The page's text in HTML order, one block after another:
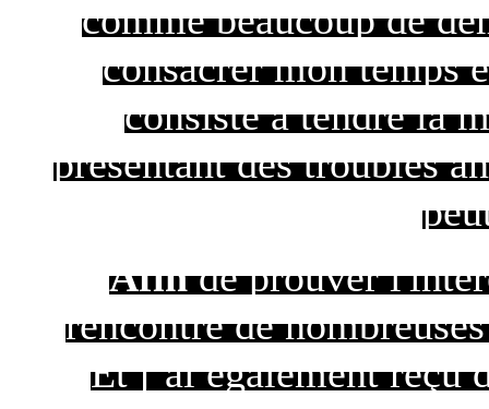
comme beaucoup de
consacrer mon temps
consiste à tendre la
présentant des troubles
Afinde prouver
rencontré de
Et j’ai également reçu